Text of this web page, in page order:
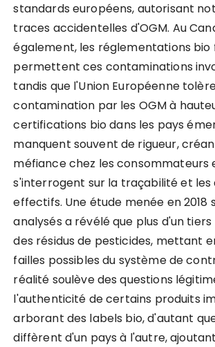
standards européens, autorisant
traces accidentelles d'OGM. Au
également, les réglementations bio
permettent ces contaminations
tandis que l'Union Européenne
contamination par les OGM à
certifications bio dans les pays
manquent souvent de rigueur,
méfiance chez les consommateurs
s'interrogent sur la traçabilité et
effectifs. Une étude menée en 2018
analysés a révélé que plus d'un
des résidus de pesticides, mettant
failles possibles du système de
réalité soulève des questions
l'authenticité de certains produits
arborant des labels bio, d'autant
diffèrent d'un pays à l'autre,